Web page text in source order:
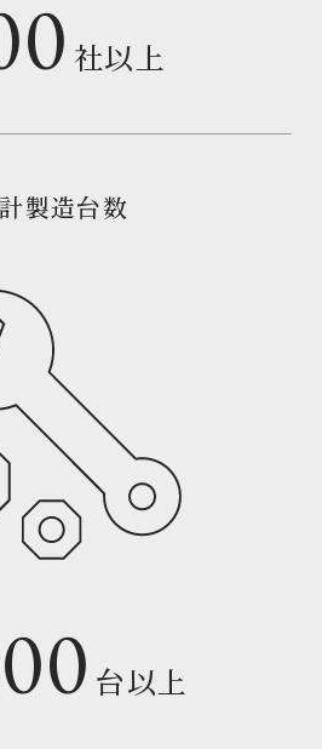
社以上
製造台数
台以上